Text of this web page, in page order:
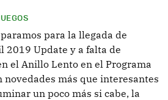
para la llegada de
2019 Update y a falta de
el Anillo Lento en el Programa
novedades más que interesantes
un poco más si cabe, la